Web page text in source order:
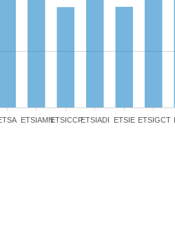
ETSIAMNETSICCPETSIADI ETSIE ETSIGCT